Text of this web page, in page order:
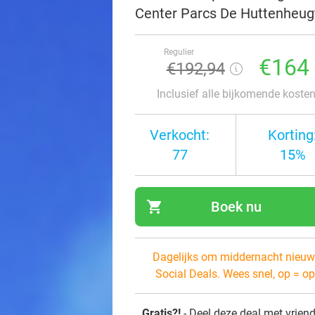
Center Parcs De
Regulier
€192,94 €164
Inclusief alle bijkomende kosten
Verkocht:
77
15%
shopping_cart Boek nu
Dagelijks om middernacht
Social Deals. Wees snel, op =